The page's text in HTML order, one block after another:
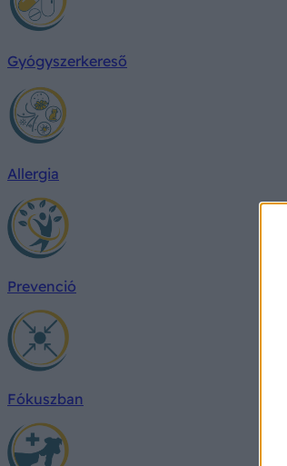
Gyógyszerkereső
Allergia
Prevenció
Fókuszban